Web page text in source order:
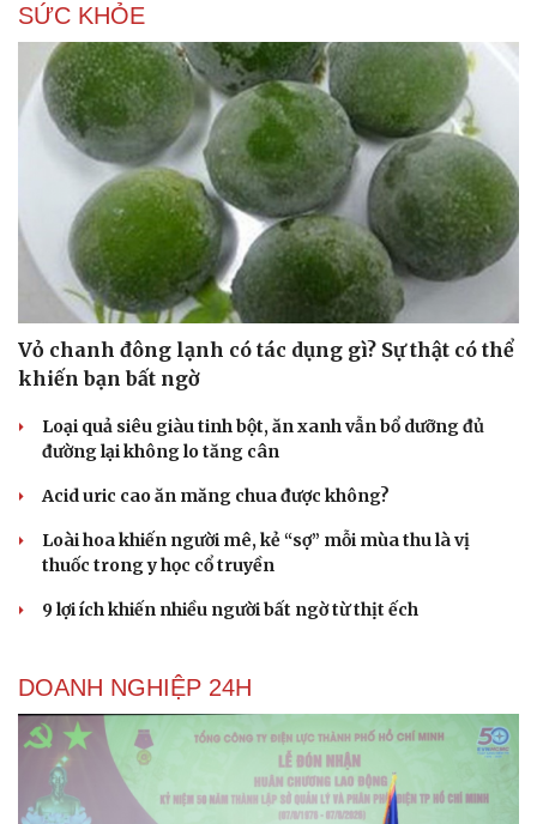
Du lịch
Tư vấn
Săn Tour
check-in
Câu chuyện thời sự
Đọc truyện đêm khuya
Cửa sổ tình yêu
Kể chuyện cho bé
Hạt giống tâm hồn
SỨC KHỎE
Vỏ chanh đông lạnh có tác dụng gì? Sự thật có thể
khiến bạn bất ngờ
Loại quả siêu giàu tinh bột, ăn xanh vẫn bổ dưỡng đủ
đường lại không lo tăng cân
Acid uric cao ăn măng chua được không?
Loài hoa khiến người mê, kẻ “sợ” mỗi mùa thu là vị
thuốc trong y học cổ truyền
9 lợi ích khiến nhiều người bất ngờ từ thịt ếch
DOANH NGHIỆP 24H